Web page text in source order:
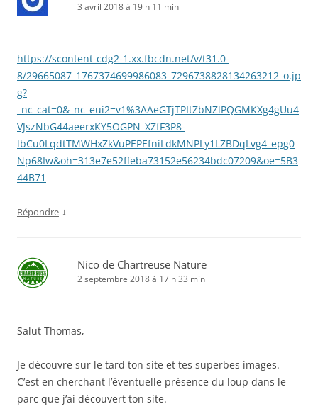
3 avril 2018 à 19 h 11 min
https://scontent-cdg2-1.xx.fbcdn.net/v/t31.0-
8/29665087_1767374699986083_7296738828134263212_o.jp
g?
_nc_cat=0&_nc_eui2=v1%3AAeGTjTPItZbNZlPQGMKXg4gUu4
VJszNbG44aeerxKY5OGPN_XZfF3P8-
lbCu0LqdtTMWHxZkVuPEPEfniLdkMNPLy1LZBDqLvg4_epg0
Np68Iw&oh=313e7e52ffeba73152e56234bdc07209&oe=5B3
44B71
Répondre ↓
Nico de Chartreuse Nature
2 septembre 2018 à 17 h 33 min
Salut Thomas,
Je découvre sur le tard ton site et tes superbes images.
C’est en cherchant l’éventuelle présence du loup dans le
parc que j’ai découvert ton site.